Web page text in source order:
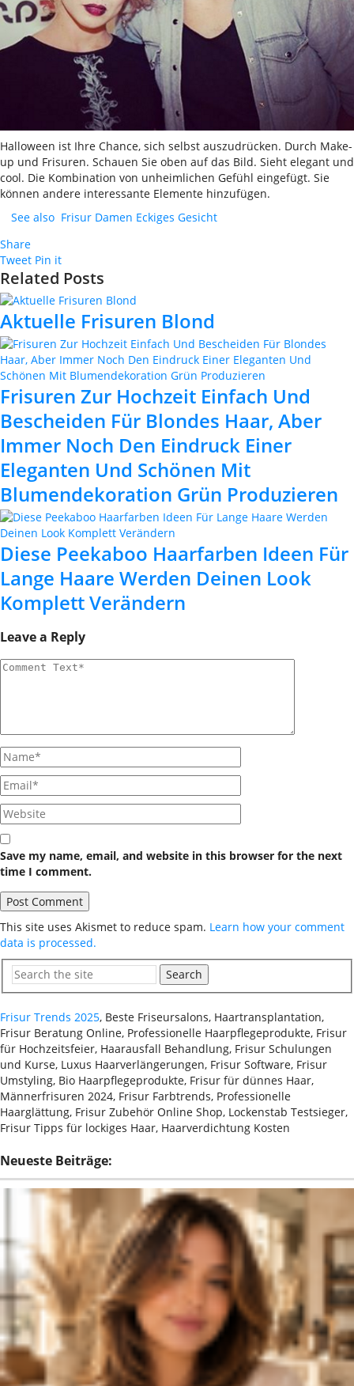
Halloween ist Ihre Chance, sich selbst auszudrücken. Durch Make-
up und Frisuren. Schauen Sie oben auf das Bild. Sieht elegant und
cool. Die Kombination von unheimlichen Gefühl eingefügt. Sie
können andere interessante Elemente hinzufügen.
See also Frisur Damen Eckiges Gesicht
Share
Tweet Pin it
Related Posts
Aktuelle Frisuren Blond
Frisuren Zur Hochzeit Einfach Und
Bescheiden Für Blondes Haar, Aber
Immer Noch Den Eindruck Einer
Eleganten Und Schönen Mit
Blumendekoration Grün Produzieren
Diese Peekaboo Haarfarben Ideen Für
Lange Haare Werden Deinen Look
Komplett Verändern
Leave a Reply
Save my name, email, and website in this browser for the next
time I comment.
This site uses Akismet to reduce spam. Learn how your comment
data is processed.
Search
Frisur Trends 2025, Beste Friseursalons, Haartransplantation,
Frisur Beratung Online, Professionelle Haarpflegeprodukte, Frisur
für Hochzeitsfeier, Haarausfall Behandlung, Frisur Schulungen
und Kurse, Luxus Haarverlängerungen, Frisur Software, Frisur
Umstyling, Bio Haarpflegeprodukte, Frisur für dünnes Haar,
Männerfrisuren 2024, Frisur Farbtrends, Professionelle
Haarglättung, Frisur Zubehör Online Shop, Lockenstab Testsieger,
Frisur Tipps für lockiges Haar, Haarverdichtung Kosten
Neueste Beiträge: